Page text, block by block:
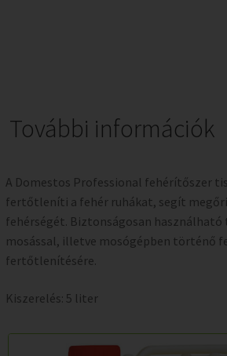
További információk
A Domestos Professional fehérítőszer
fertőtleníti a fehér ruhákat, segít
fehérségét. Biztonságosan
mosással, illetve mosógépben történő
fertőtlenítésére.
Kiszerelés: 5 liter